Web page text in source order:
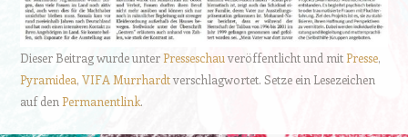
Dieser Beitrag wurde unterPresseschau veröffentlicht und mitPresse,
Pyramidea, VIFA Murrhardtverschlagwortet. Setze ein Lesezeichen
auf den Permanentlink.